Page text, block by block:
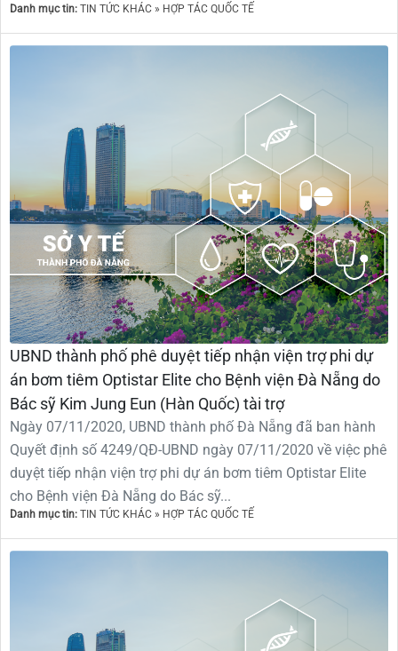
Danh mục tin: TIN TỨC KHÁC » HỢP TÁC QUỐC TẾ
UBND thành phố phê duyệt tiếp nhận viện trợ phi dự
án bơm tiêm Optistar Elite cho Bệnh viện Đà Nẵng do
Bác sỹ Kim Jung Eun (Hàn Quốc) tài trợ
Ngày 07/11/2020, UBND thành phố Đà Nẵng đã ban hành
Quyết định số 4249/QĐ-UBND ngày 07/11/2020 về việc phê
duyệt tiếp nhận viện trợ phi dự án bơm tiêm Optistar Elite
cho Bệnh viện Đà Nẵng do Bác sỹ...
Danh mục tin: TIN TỨC KHÁC » HỢP TÁC QUỐC TẾ